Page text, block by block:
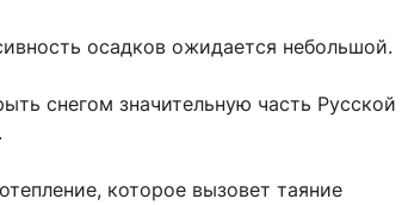
осадков ожидается небольшой.
снегом значительную часть Русской
которое вызовет таяние